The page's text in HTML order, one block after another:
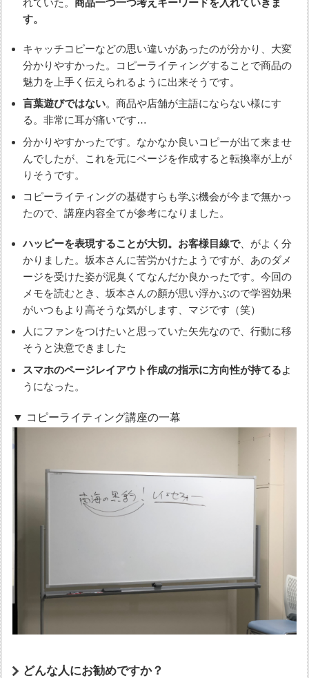
す。
キャッチコピーなどの思い違いがあったのが分かり、大変
分かりやすかった。コピーライティングすることで商品の
魅力を上手く伝えられるように出来そうです。
言葉遊びではない。商品や店舗が主語にならない様にす
る。非常に耳が痛いです…
分かりやすかったです。なかなか良いコピーが出て来ませ
んでしたが、これを元にページを作成すると転換率が上が
りそうです。
コピーライティングの基礎すらも学ぶ機会が今まで無かっ
たので、講座内容全てが参考になりました。
ハッピーを表現することが大切。お客様目線で、がよく分
かりました。坂本さんに苦労かけたようですが、あのダメ
ージを受けた姿が泥臭くてなんだか良かったです。今回の
メモを読むとき、坂本さんの顏が思い浮かぶので学習効果
がいつもより高そうな気がします、マジです（笑）
人にファンをつけたいと思っていた矢先なので、行動に移
そうと決意できました
スマホのページレイアウト作成の指示に方向性が持てるよ
うになった。
▼ コピーライティング講座の一幕
どんな人にお勧めですか？